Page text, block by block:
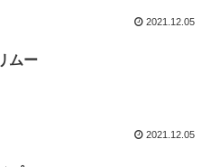
2021.12.05
ムー
2021.12.05